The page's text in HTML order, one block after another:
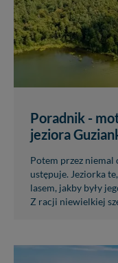
Poradnik -
jeziora
Potem przez niemal
ustępuje. Jeziorka
lasem, jakby były
Z racji niewielkiej